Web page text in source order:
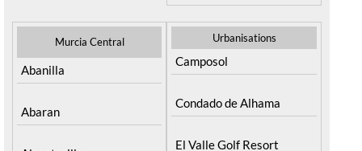
Murcia Central
Abanilla
Abaran
Urbanisations
Camposol
Condado de Alhama
El Valle Golf Resort